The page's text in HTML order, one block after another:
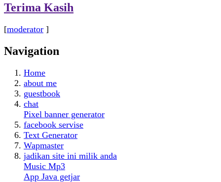
Terima Kasih
[moderator ]
Navigation
Home
about me
guestbook
chat
Pixel banner generator
facebook servise
Text Generator
Wapmaster
jadikan site ini milik anda
Music Mp3
App Java getjar